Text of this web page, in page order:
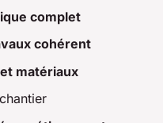
complet
cohérent
matériaux